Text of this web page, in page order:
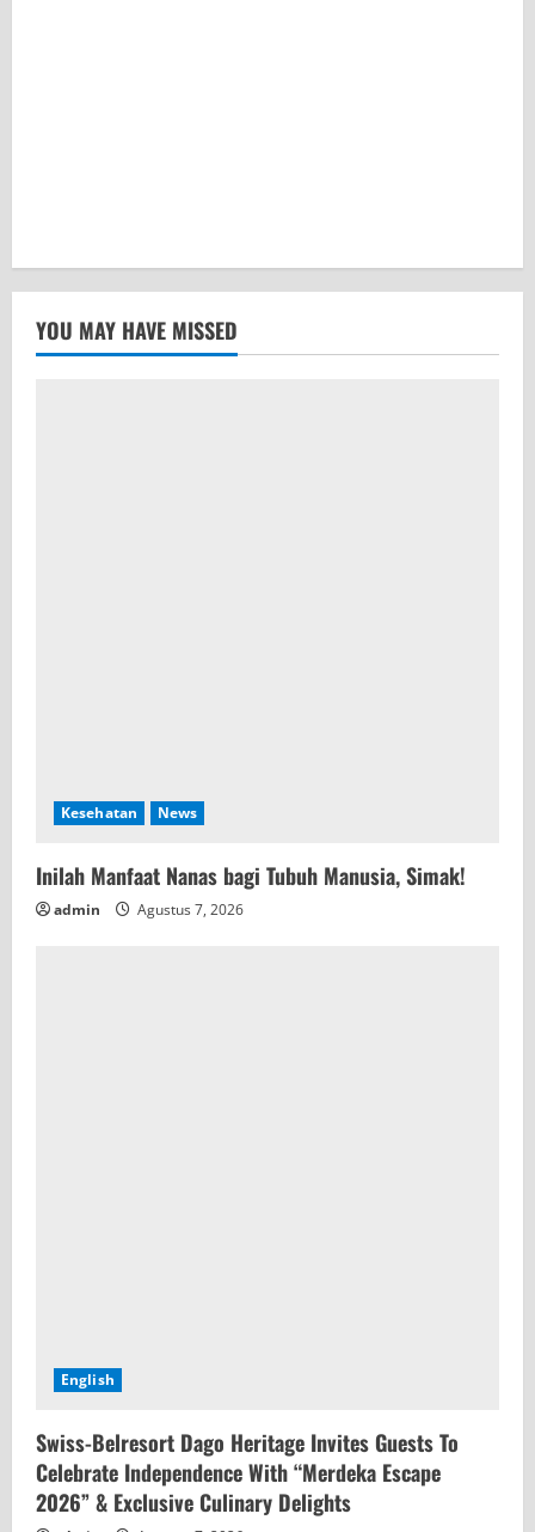
YOU MAY HAVE MISSED
Kesehatan News
Inilah Manfaat Nanas bagi Tubuh Manusia, Simak!
admin Agustus 7, 2026
English
Swiss-Belresort Dago Heritage Invites Guests To
Celebrate Independence With “Merdeka Escape
2026” & Exclusive Culinary Delights